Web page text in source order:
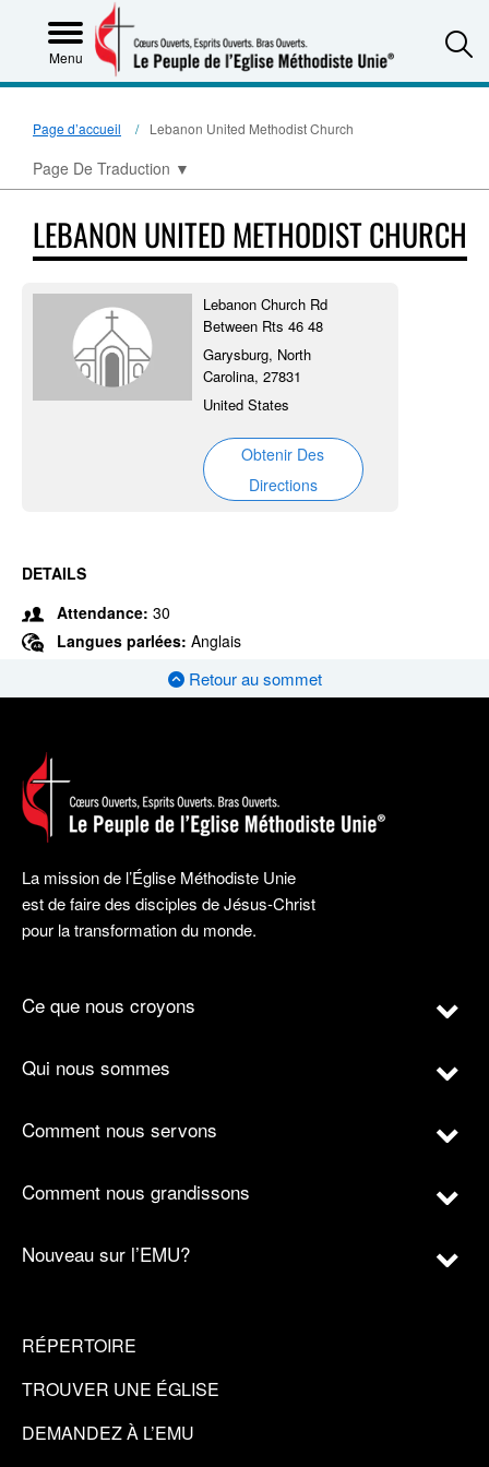
Menu
Page d’accueil Lebanon United Methodist Church
Page De Traduction ▼
LEBANON UNITED METHODIST CHURCH
Lebanon Church Rd
Between Rts 46 48
Garysburg, North
Carolina, 27831
United States
Obtenir Des
Directions
DETAILS
Attendance: 30
Langues parlées: Anglais
Retour au sommet
La mission de l’Église Méthodiste Unie
est de faire des disciples de Jésus-Christ
pour la transformation du monde.
Ce que nous croyons
Qui nous sommes
Comment nous servons
Comment nous grandissons
Nouveau sur l’EMU?
RÉPERTOIRE
TROUVER UNE ÉGLISE
DEMANDEZ À L’EMU